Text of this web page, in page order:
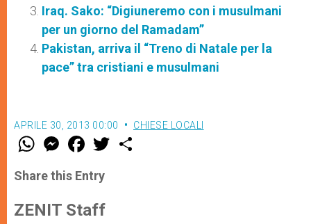
Iraq. Sako: “Digiuneremo con i musulmani
per un giorno del Ramadam”
Pakistan, arriva il “Treno di Natale per la
pace” tra cristiani e musulmani
APRILE 30, 2013 00:00 CHIESE LOCALI
W
t
s
p
p
M
e
s
e
g
e
F
a
e
b
o
k
w
Share this Entry
ZENIT Staff